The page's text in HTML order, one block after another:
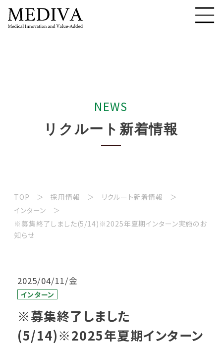
NEWS
リ クルー ト 新着情報
TOP 採用情報
リクルート新着情報
インターン
※募集終了しました(5/14)※2025年夏期インターン実施のお
知らせ
2025/04/11/金
インターン
※募集終了しました
(5/14)※2025年夏期インターン